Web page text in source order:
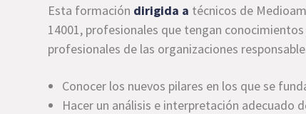
Esta formación dirigida a técnicos de
14001, profesionales que tengan
profesionales de las organizaciones
Conocer los nuevos pilares en los que se
Hacer un análisis e interpretación adecuado